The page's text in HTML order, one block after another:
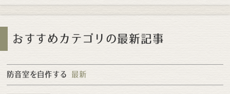
おすすめカテゴリの最新記事
防音室を自作する 最新